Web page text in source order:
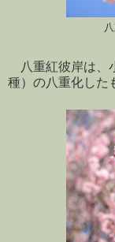
八重紅彼岸は、
種）の八重化した